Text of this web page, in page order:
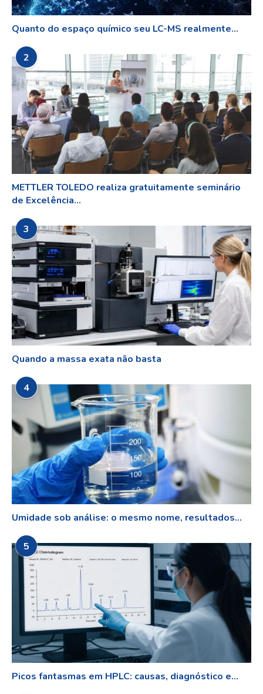
Quanto do espaço químico seu LC-MS realmente...
2
METTLER TOLEDO realiza gratuitamente seminário
de Excelência...
3
Quando a massa exata não basta
4
Umidade sob análise: o mesmo nome, resultados...
5
Picos fantasmas em HPLC: causas, diagnóstico e...